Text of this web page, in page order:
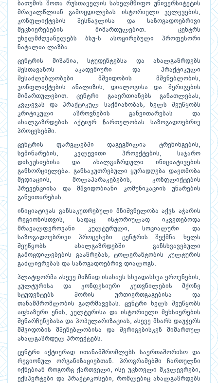
ბათუმის შოთა რუსთაველის სახელმწიფო უნივერსიტეტის
მრავალწლიან გამოცდილებას ისტორიული კვლევების,
კონფლიქტების შესწავლისა და საზოგადოებრივი
მეცნიერებების მიმართულებით. ცენტრს
უხელმძღვანელებს ბსუ-ს ასოცირებული პროფესორი
ნატალია ლაზბა.
ცენტრის მიზანია, სტუდენტებსა და ახალგაზრდებს
შესთავაზოს აკადემიური და პრაქტიკული
შესაძლებლობები მშვიდობის მშენებლობის,
კონფლიქტების ანალიზის, დიალოგისა და შერიგების
მიმართულებით. ცენტრი გააერთიანებს განათლებას,
კვლევას და პრაქტიკულ საქმიანობას, ხელს შეუწყობს
კრიტიკული აზროვნების განვითარებას და
ახალგაზრდების აქტიურ ჩართულობას საზოგადოებრივ
პროცესებში.
ცენტრის ფარგლებში დაგეგმილია ტრენინგების,
სემინარების, კვლევითი პროექტების, საჯარო
დისკუსიებისა და ახალგაზრდული ინიციატივების
განხორციელება. განსაკუთრებული ყურადღება დაეთმობა
მედიაციის, მოლაპარაკებების, კონფლიქტების
პრევენციისა და მშვიდობიანი კომუნიკაციის უნარების
განვითარებას.
ინიციატივას განსაკუთრებული მნიშვნელობა აქვს აჭარის
რეგიონისთვის, სადაც ისტორიულად იკვეთებოდა
მრავალფეროვანი კულტურული, სოციალური და
საზოგადოებრივი პროცესები. ცენტრის შექმნა ხელს
შეუწყობს ახალგაზრდებში განსხვავებული
გამოცდილებების გააზრებას, ტოლერანტობის კულტურის
გაძლიერებას და საზოგადოებრივ დიალოგს.
პლატფორმა ასევე მიზნად ისახავს სხვადასხვა ეროვნების,
კულტურისა და კონფესიური კუთვნილების მქონე
სტუდენტებს შორის ურთიერთგაგებისა და
თანამშრომლობის გაღრმავებას. ცენტრი ხელს შეუწყობს
აფხაზური ენის, კულტურისა და ისტორიული მეხსიერების
შენარჩუნებასა და პოპულარიზაციას, ასევე მხარს დაუჭერს
მშვიდობის მშენებლობისა და შერიგებისკენ მიმართულ
ახალგაზრდულ პროექტებს.
ცენტრი აქტიურად ითანამშრომლებს საერთაშორისო და
რეგიონულ ორგანიზაციებთან. პროგრამებში ჩართულნი
იქნებიან როგორც ქართველი, ისე უცხოელი მკვლევრები,
ექსპერტები და პრაქტიკოსები, რომლებიც ახალგაზრდებს